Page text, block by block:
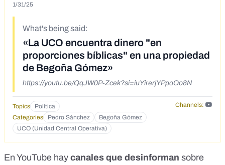
1/31/25
What's being said:
«La UCO encuentra dinero "en
proporciones bíblicas" en una propiedad
de Begoña Gómez»
https://youtu.be/QqJW0P-Zcek?si=iuYirerjYPpoOo8N
Topics Política
Channels:
Categories
Pedro Sánchez
Begoña Gómez
UCO (Unidad Central Operativa)
En YouTube hay canales que desinforman sobre